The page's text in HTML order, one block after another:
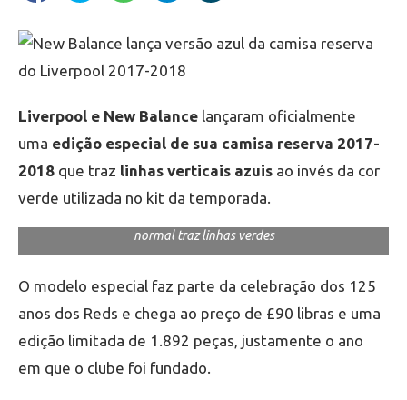
Liverpool e New Balance lançaram oficialmente
uma edição especial de sua camisa reserva 2017-
2018 que traz linhas verticais azuis ao invés da cor
verde utilizada no kit da temporada.
normal traz linhas verdes
O modelo especial faz parte da celebração dos 125
anos dos Reds e chega ao preço de £90 libras e uma
edição limitada de 1.892 peças, justamente o ano
em que o clube foi fundado.